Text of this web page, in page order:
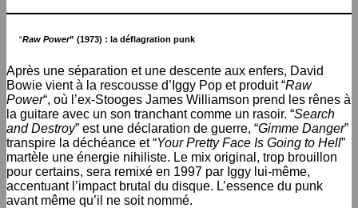
“Raw Power” (1973) : la déflagration punk
Après une séparation et une descente aux enfers, David
Bowie vient à la rescousse d’Iggy Pop et produit “Raw
Power“, où l’ex-Stooges James Williamson prend les rênes à
la guitare avec un son tranchant comme un rasoir. “Search
and Destroy” est une déclaration de guerre, “Gimme Danger”
transpire la déchéance et “Your Pretty Face Is Going to Hell”
martèle une énergie nihiliste. Le mix original, trop brouillon
pour certains, sera remixé en 1997 par Iggy lui-même,
accentuant l’impact brutal du disque. L’essence du punk
avant même qu’il ne soit nommé.